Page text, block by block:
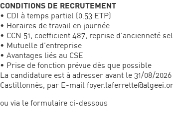
CONDITIONS DE RECRUTEMENT
• CDI à temps partiel (0.53 ETP)
• Horaires de travail en journée
• CCN 51, coefficient 487, reprise d’ancienneté
• Mutuelle d’entreprise
• Avantages liés au CSE
• Prise de fonction prévue dès que possible
La candidature est à adresser avant le 31/08/
Castillonnès, par E-mail
ou via le formulaire ci-dessous